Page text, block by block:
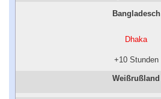
Bangladesch
Dhaka
+10 Stunden
Weißrußland